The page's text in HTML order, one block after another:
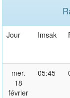
Jour Imsak
mer.
18
février
05:45